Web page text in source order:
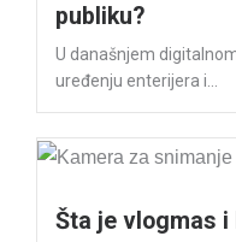
publiku?
U današnjem
uređenju enterijera i...
Šta je vlogmas